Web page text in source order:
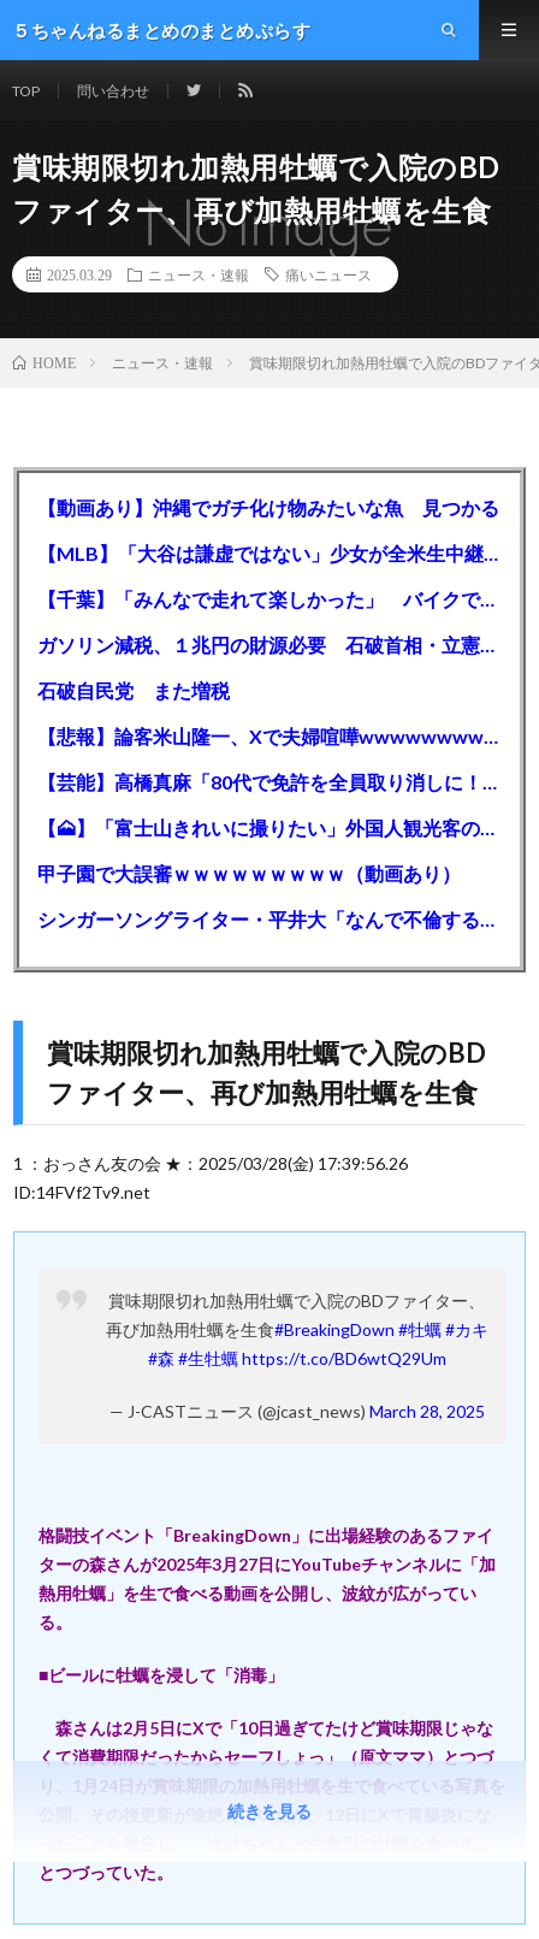
５ちゃんねるまとめのまとめぷらす
TOP 問い合わせ
賞味期限切れ加熱用牡蠣で入院のBD
ファイター、再び加熱用牡蠣を生食
2025.03.29 ニュース・速報 痛いニュース
HOME ニュース・速報 賞味期限切れ加熱用牡蠣で入院のBDファイ
【動画あり】沖縄でガチ化け物みたいな魚 見つかる
【MLB】「大谷は謙虚ではない」少女が全米生中継で突然の大谷翔平批判 サイン無視された過去明かす
【千葉】「みんなで走れて楽しかった」 バイクでバースデー集団暴走 男女５７人を書類送検 SNSで参加者募る
ガソリン減税、１兆円の財源必要 石破首相・立憲野田氏「財源は死に物狂いで確保しなければならない」「本当に死に物狂いで」
石破自民党 また増税
【悲報】論客米山隆一、Xで夫婦喧嘩wwwwwwwwwwww
【芸能】高橋真麻「80代で免許を全員取り消しに！」 高齢ドライバーの事故問題で、高齢者の運転免許取り消し法を提案
【🗻】「富士山きれいに撮りたい」外国人観光客のレンタカー事故が急増…「ハンドルが逆で慣れず」、道の狭さも
甲子園で大誤審ｗｗｗｗｗｗｗｗｗ（動画あり）
シンガーソングライター・平井大「なんで不倫するか知ってる？妥協で結婚するからさ。」←浅すぎると大炎上
賞味期限切れ加熱用牡蠣で入院のBD
ファイター、再び加熱用牡蠣を生食
1 ：おっさん友の会 ★：2025/03/28(金) 17:39:56.26
ID:14FVf2Tv9.net
賞味期限切れ加熱用牡蠣で入院のBDファイター、
再び加熱用牡蠣を生食#BreakingDown #牡蠣 #カキ
#森 #生牡蠣 https://t.co/BD6wtQ29Um
— J-CASTニュース (@jcast_news) March 28, 2025
格闘技イベント「BreakingDown」に出場経験のあるファイ
ターの森さんが2025年3月27日にYouTubeチャンネルに「加
熱用牡蠣」を生で食べる動画を公開し、波紋が広がってい
る。
■ビールに牡蠣を浸して「消毒」
森さんは2月5日にXで「10日過ぎてたけど賞味期限じゃな
くて消費期限だったからセーフしょっ」（原文ママ）とつづ
り、1月24日が賞味期限の加熱用牡蠣を生で食べている写真を
公開。その後更新が途絶えていたが、12日にXで胃腸炎にな
とつづっていた。
続きを見る